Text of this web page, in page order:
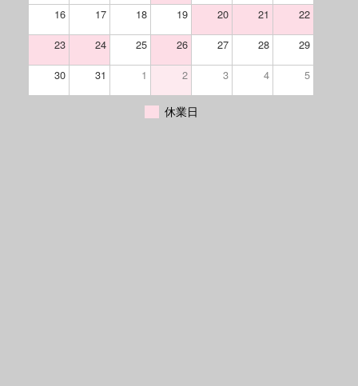
16
17 18 19 20 21
22
23
24 25 26 27 28
29
30
31 1 2 3 4 5
休業日